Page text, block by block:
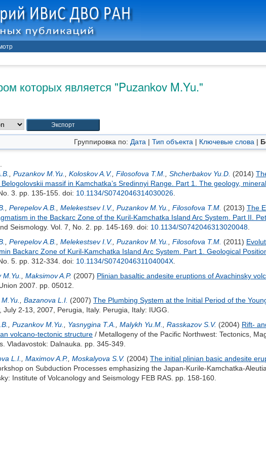
которых является "Puzankov M.Yu."
Группировка по: Дата | Тип объекта | Ключевые слова |
Puzankov M.Yu. Koloskov A.V. Filosofova T.M. Shcherbakov Yu.D. (2014)
massif in Kamchatka’s Sredinnyi Range. Part 1. The geology,
3. pp. 135-155. doi: 10.1134/S0742046314030026
Perepelov A.B. Melekestsev I.V. Puzankov M.Yu. Filosofova T.M. (2013) The
in the Backarc Zone of the Kuril-Kamchatka Island Arc System. Part II.
Seismology. Vol. 7, No. 2. pp. 145-169. doi: 10.1134/S0742046313020048
Perepelov A.B. Melekestsev I.V. Puzankov M.Yu. Filosofova T.M. (2011)
Backarc Zone of Kuril-Kamchatka Island Arc System. Part 1. Geological
5. pp. 312-334. doi: 10.1134/S074204631104004X
Maksimov A.P. (2007) Plinian basaltic andesite eruptions of Avachinsky
2007. pp. 05012.
Bazanova L.I. (2007) The Plumbing System at the Initial Period of the
July 2-13, 2007, Perugia, Italy. Perugia, Italy: IUGG.
Puzankov M.Yu. Yasnygina T.A. Malykh Yu.M. Rasskazov S.V. (2004) Rift-
volcano-tectonic structure / Metallogeny of the Pacific Northwest: Tectonics,
Vladavostok: Dalnauka. pp. 345-349.
L.I. Maximov A.P. Moskalyova S.V. (2004) The initial plinian basic andesite
on Subduction Processes emphasizing the Japan-Kurile-Kamchatka-
Institute of Volcanology and Seismology FEB RAS. pp. 158-160.